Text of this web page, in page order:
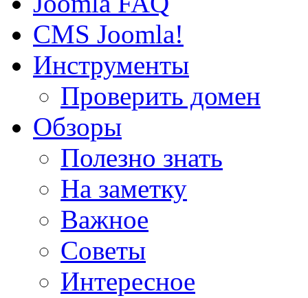
CMS Joomla!
Инструменты
Проверить домен
Обзоры
Полезно знать
На заметку
Важное
Советы
Интересное